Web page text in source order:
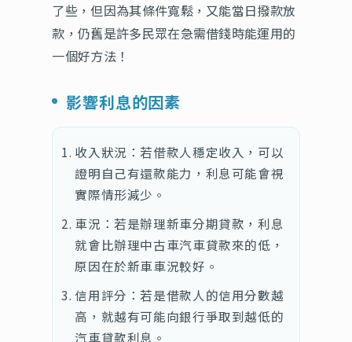
了些，但因為其條件寬鬆，又能當日撥款放
款，仍舊是許多民眾在急需借錢時能運用的
一個好方法！
影響利息的因素
收入狀況：若借款人穩定收入，可以
證明自己有還款能力，利息可能會視
實際情形減少。
車況：若是辦理新車分期貸款，利息
就會比辦理中古車汽車貸款來的低，
原因在於新車車況較好。
信用評分：若是借款人的信用分數越
高，就越有可能向銀行爭取到越低的
汽車貸款利息。